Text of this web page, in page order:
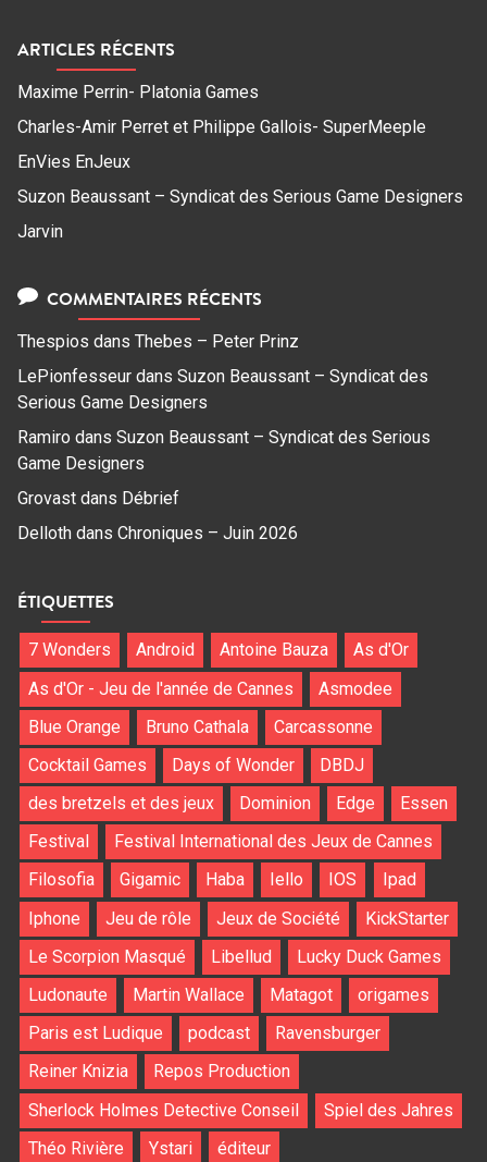
ARTICLES RÉCENTS
Maxime Perrin- Platonia Games
Charles-Amir Perret et Philippe Gallois- SuperMeeple
EnVies EnJeux
Suzon Beaussant – Syndicat des Serious Game Designers
Jarvin
COMMENTAIRES RÉCENTS
Thespios dans Thebes – Peter Prinz
LePionfesseur dans Suzon Beaussant – Syndicat des
Serious Game Designers
Ramiro dans Suzon Beaussant – Syndicat des Serious
Game Designers
Grovast dans Débrief
Delloth dans Chroniques – Juin 2026
ÉTIQUETTES
7 Wonders Android Antoine Bauza
As d'Or
As d'Or - Jeu de l'année de Cannes
Asmodee
Blue Orange
Bruno Cathala
Carcassonne
Cocktail Games
Days of Wonder
DBDJ
des bretzels et des jeux
Dominion Edge
Essen
Festival
Festival International des Jeux de Cannes
Filosofia
Gigamic Haba Iello IOS
Ipad
Iphone
Jeu de rôle Jeux de Société
KickStarter
Le Scorpion Masqué
Libellud
Lucky Duck Games
Ludonaute
Martin Wallace Matagot
origames
Paris est Ludique
podcast
Ravensburger
Reiner Knizia
Repos Production
Sherlock Holmes Detective Conseil
Spiel des Jahres
Théo Rivière
Ystari éditeur